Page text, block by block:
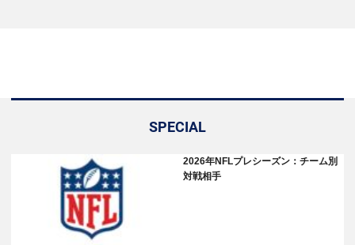
SPECIAL
2026年NFLプレシーズン：チーム別
対戦相手